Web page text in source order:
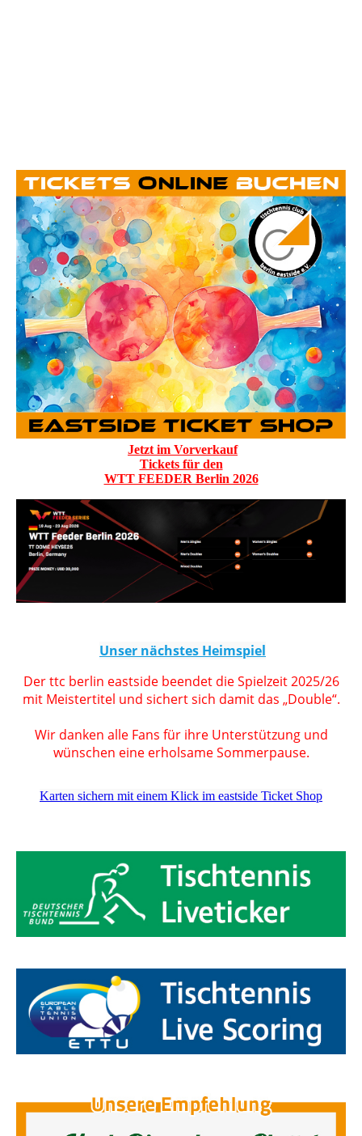
Jetzt im Vorverkauf
Tickets für den
WTT FEEDER Berlin 2026
Unser nächstes Heimspiel
Der ttc berlin eastside beendet die Spielzeit 2025/26
mit Meistertitel und sichert sich damit das „Double“.
Wir danken alle Fans für ihre Unterstützung und
wünschen eine erholsame Sommerpause.
Karten sichern mit einem Klick im eastside Ticket Shop